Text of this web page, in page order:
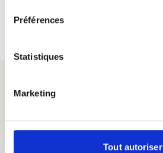
Préférences
Statistiques
Marketing
Tout autoriser
integreren in een
verankerd is in een
brouwkennis.